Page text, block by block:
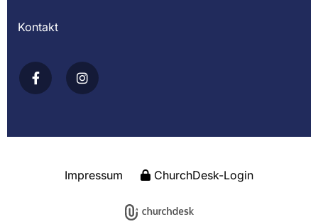
Kontakt
Impressum ChurchDesk-Login